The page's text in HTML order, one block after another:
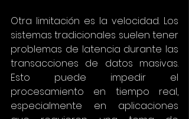
Otra limitación es la velocidad. Los
sistemas tradicionales suelen tener
problemas de latencia durante las
transacciones de datos masivas.
Esto puede impedir el
procesamiento en tiempo real,
especialmente en aplicaciones